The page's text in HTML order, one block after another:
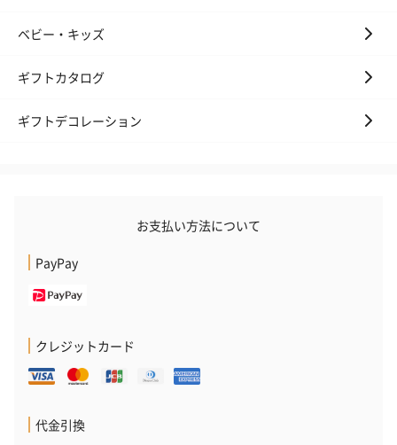
のオイル漬（981円）
ベビー・キッズ
ギフトカタログ
ギフトデコレーション
お支払い方法について
PayPay
クレジットカード
代金引換